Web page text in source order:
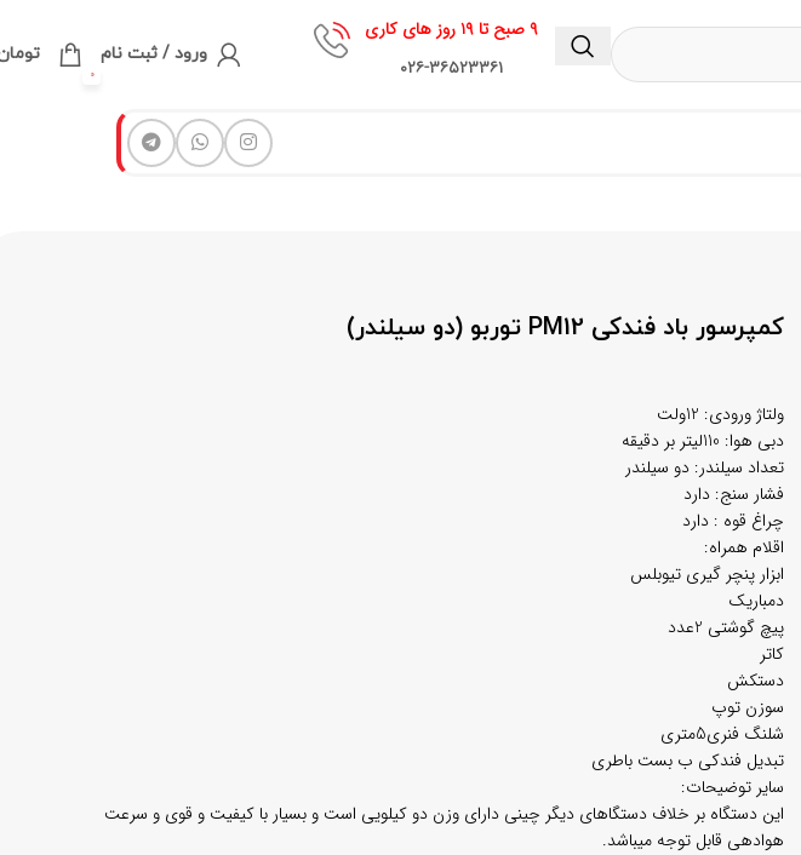
۹ صبح تا ۱۹ روز های کاری
۰۲۶-۳۶۵۲۳۳۶۱
ورود / ثبت نام
0
کمپرسور باد فندکی PM12 توربو (دو سیلندر)
ولتاژ ورودی: 12ولت
دبی هوا: 110لیتر بر دقیقه
تعداد سیلندر: دو سیلندر
فشار سنج: دارد
چراغ قوه : دارد
اقلام همراه:
ابزار پنچر گیری تیوبلس
دمباریک
پیچ گوشتی 2عدد
کاتر
دستکش
سوزن توپ
شلنگ فنری5متری
تبدیل فندکی ب بست باطری
سایر توضیحات:
این دستگاه بر خلاف دستگاهای دیگر چینی دارای وزن دو کیلویی است و بسیار با کیفیت و قوی و سرعت
هوادهی قابل توجه میباشد.